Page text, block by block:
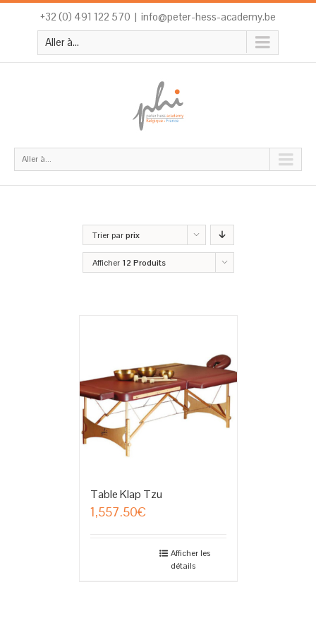
+32 (0) 491 122 570 | info@peter-hess-academy.be
Aller à...
Aller à...
Trier parprix
Afficher 12 Produits
Table Klap Tzu
1,557.50€
Afficher les
détails